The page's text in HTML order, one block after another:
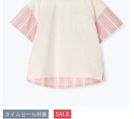
タイムセール対象 SALE